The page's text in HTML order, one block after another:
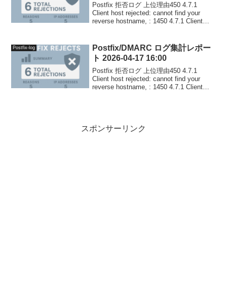
Postfix 拒否ログ 上位理由450 4.7.1
Client host rejected: cannot find your
reverse hostname, : 1450 4.7.1 Client
Postfix-log
Postfix/DMARC ログ集計レポー
ト 2026-04-17 16:00
Postfix 拒否ログ 上位理由450 4.7.1
Client host rejected: cannot find your
reverse hostname, : 1450 4.7.1 Client
スポンサーリンク